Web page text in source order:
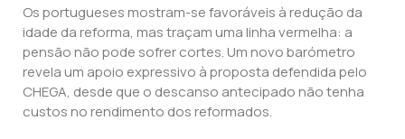
Os portugueses mostram-se favoráveis à redução da
idade da reforma, mas traçam uma linha vermelha: a
pensão não pode sofrer cortes. Um novo barómetro
revela um apoio expressivo à proposta defendida pelo
CHEGA, desde que o descanso antecipado não tenha
custos no rendimento dos reformados.